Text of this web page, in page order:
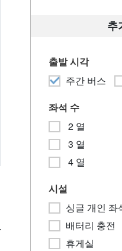
추
출발 시각
주간 버스
좌석 수
2 열
3 열
4 열
시설
싱글 개인 좌
배터리 충전
휴게실